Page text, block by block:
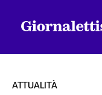
ATTUALITÀ